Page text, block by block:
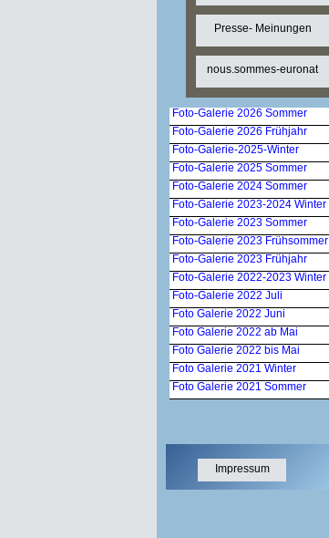
Impressum
Presse- Meinungen
nous.sommes-euronat
Foto-Galerie 2022 Juli
Foto Galerie 2022 Juni
Foto Galerie 2022 ab Mai
Foto Galerie 2022 bis Mai
Foto Galerie 2021 Winter
Foto Galerie 2021 Sommer
Foto-Galerie 2022-2023 Winter
Foto-Galerie 2023 Frühjahr
Foto-Galerie 2023 Frühsommer
Foto-Galerie 2023 Sommer
Foto-Galerie 2023-2024 Winter
Foto-Galerie 2024 Sommer
Foto-Galerie 2025 Sommer
Foto-Galerie-2025-Winter
Foto-Galerie 2026 Frühjahr
Foto-Galerie 2026 Sommer